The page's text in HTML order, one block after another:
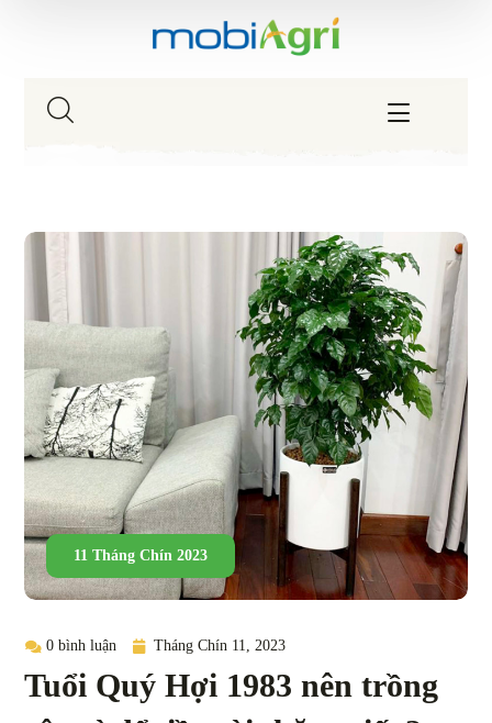
11 Tháng Chín 2023
0 bình luận Tháng Chín 11, 2023
Tuổi Quý Hợi 1983 nên trồng